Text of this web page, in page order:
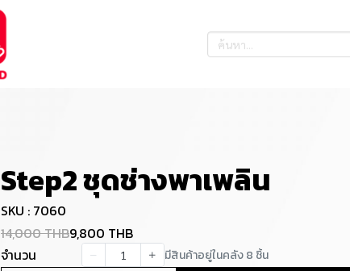
Step2 ชุดช่างพาเพลิน
SKU : 7060
14,000 THB9,800 THB
จำนวน
มีสินค้าอยู่ในคลัง 8 ชิ้น